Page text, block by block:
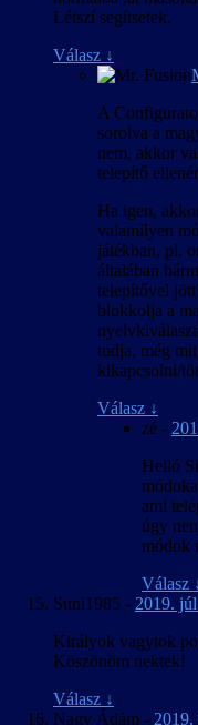
Létszí segítsetek.
Válasz ↓
A
sorolva a
nem, akkor
telepítő
Ha igen,
valamilyen
játékban, pl.
általában
telepítővel
blokkolja a
tudja, még
kikapcsolni/
Válasz ↓
zé -
Helló
ami
úgy
módok
Válasz
Suni1985 - 2019.
Királyok vagytok
Köszönöm nektek!
Válasz ↓
Nagy Ádám - 2019.